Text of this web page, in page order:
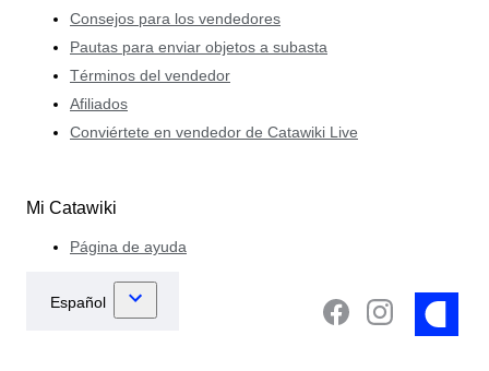
Consejos para los vendedores
Pautas para enviar objetos a subasta
Términos del vendedor
Afiliados
Conviértete en vendedor de Catawiki Live
Mi Catawiki
Página de ayuda